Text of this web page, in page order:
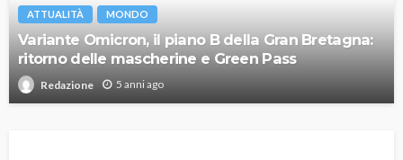
ATTUALITÀ MONDO
Variante Omicron, il piano B della Gran Bretagna:
ritorno delle mascherine e Green Pass
Redazione 5 anni ago